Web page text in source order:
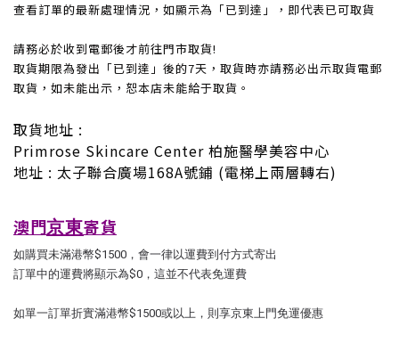
查看訂單的最新處理情況，如顯示為「已到達」，即代表已可取貨
請務必於收到電郵後才前往門市取貨!
取貨期限為發出「已到達」後的7天 ，取貨時亦請務必出示取貨電郵
取貨，如未能出示，恕本店未能給于取貨 。
取貨地址 :
Primrose Skincare Center 柏施醫學美容中心
地址 : 太子聯合廣場168A號鋪 (電梯上兩層轉右)
澳門京東寄貨
如購買未滿港幣$1500，會一律以運費到付方式寄出
訂單中的運費將顯示為$0，這並不代表免運費
如單一訂單折實滿港幣$1500或以上，則享京東上門免運優惠